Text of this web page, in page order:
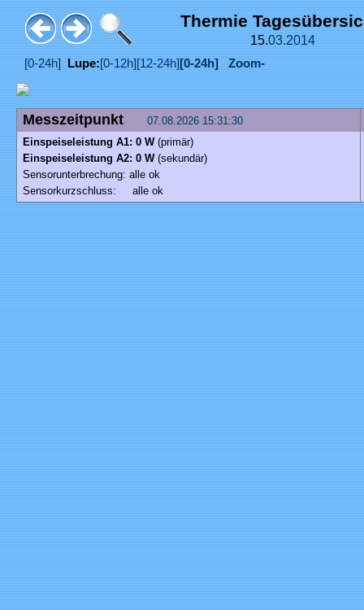
Thermie
15.03.2014
[0-24h] Lupe:[0-12h] [12-24h] [0-24h] Zoom-
Messzeitpunkt
07.08.2026 15:31:30
Einspeiseleistung A1: 0 W (primär)
Einspeiseleistung A2: 0 W(sekundär)
Sensorunterbrechung: alle ok
Sensorkurzschluss: alle ok